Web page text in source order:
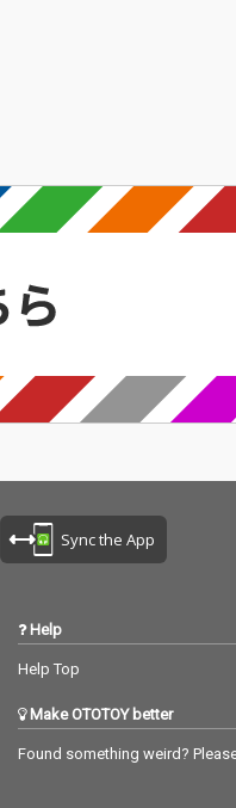
Sync the App
Help
Help Top
Make OTOTOY better
Found something weird?